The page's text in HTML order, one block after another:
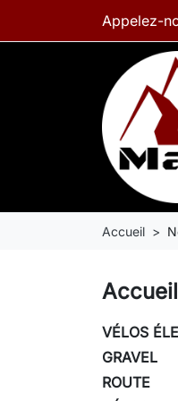
Appelez-
Accueil
Accueil
VÉLOS
GRAVEL
ROUTE